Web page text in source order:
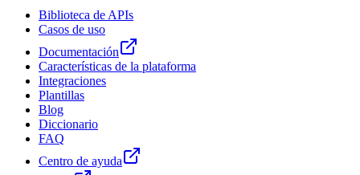
Biblioteca de APIs
Casos de uso
Documentación
Características de la plataforma
Integraciones
Plantillas
Blog
Diccionario
FAQ
Centro de ayuda